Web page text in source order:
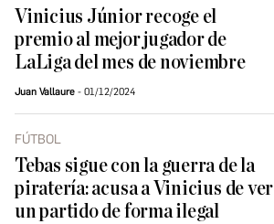
Vinicius Júnior recoge el
premio al mejor jugador de
LaLiga del mes de noviembre
Juan Vallaure 01/12/2024
FÚTBOL
Tebas sigue con la guerra de la
piratería: acusa a Vinicius de ver
un partido de forma ilegal